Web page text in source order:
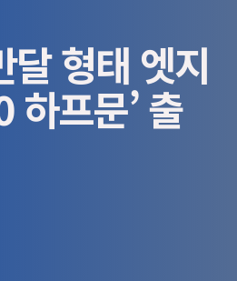
달 형태 엣지
하프문’ 출